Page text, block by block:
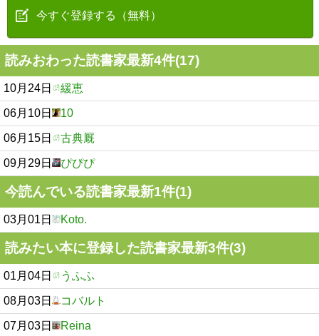
今すぐ登録する（無料）
読みおわった読書家最新4件(17)
10月24日 緩恵
06月10日 10
06月15日 古典厩
09月29日 ぴぴぴ
今読んでいる読書家最新1件(1)
03月01日 Koto.
読みたい本に登録した読書家最新3件(3)
01月04日 うふふ
08月03日 コバルト
07月03日 Reina